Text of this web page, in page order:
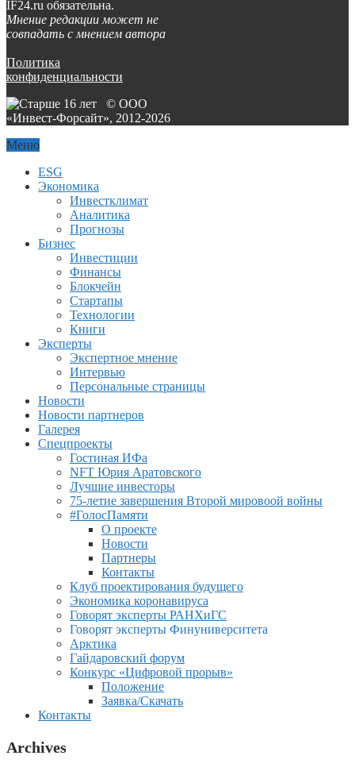
IF24.ru обязательна.
Мнение редакции может не
совпадать с мнением автора
Политика
конфиденциальности
© ООО
«Инвест-Форсайт», 2012-2026
Меню
ESG
Экономика
Инвестклимат
Аналитика
Прогнозы
Бизнес
Инвестиции
Финансы
Блокчейн
Стартапы
Технологии
Книги
Эксперты
Экспертное мнение
Интервью
Персональные страницы
Новости
Новости партнеров
Галерея
Спецпроекты
Гостиная ИФа
NFT Юрия Аратовского
Лучшие инвесторы
75-летие завершения Второй мировоой войны
#ГолосПамяти
О проекте
Новости
Партнеры
Контакты
Клуб проектирования будущего
Экономика коронавируса
Говорят эксперты РАНХиГС
Говорят эксперты Финуниверситета
Арктика
Гайдаровский форум
Конкурс «Цифровой прорыв»
Положение
Заявка/Скачать
Контакты
Archives